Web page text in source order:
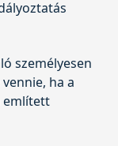
személyesen
ha a
említett